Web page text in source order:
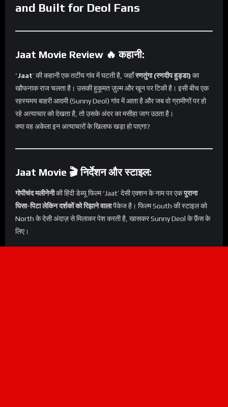
and Built for Deol Fans
Jaat Movie Review 🔥 कहानी:
‘Jaat’ की कहानी एक तटीय गांव में घटती है, जहाँरणतुंगा (रणदीप हुड्डा) का
खौफनाक राज चलता है। उसकी हुकूमत ज़ुल्म और खून पर टिकी है। इसी बीच एक
रहस्यमय बाहरी आदमी (Sunny Deol) गांव में आता है और जब वो ग्रामीणों पर हो
रहे अत्याचार को देखता है, तो उसके अंदर का मसीहा जाग उठता है।
क्या वह अकेला इन अत्याचारों के खिलाफ खड़ा हो पाएगा?
Jaat Movie 🎬 निर्देशन और स्टाइल:
गोपीचंद मलीनेनीकी हिंदी डेब्यू फिल्म ‘Jaat’ देसी एक्शन के नाम पर एकपुराना
घिसा-पिटा लेकिन दर्शकों को रिझाने वालापैकेज है। फिल्म South की स्टाइल को
North के देसी अंदाज़ से मिलाकर पेश करती है, खासकर Sunny Deol के फ़ैंस के
लिए।